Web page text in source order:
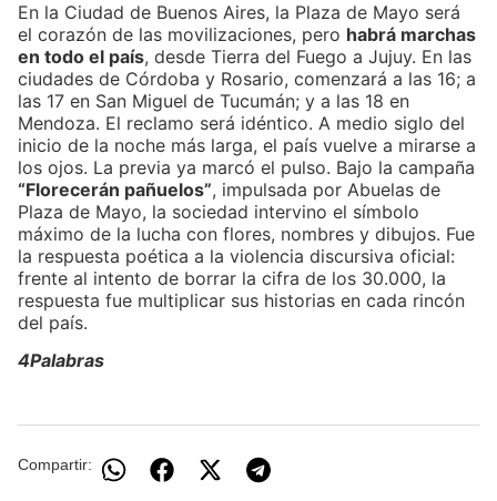
En la Ciudad de Buenos Aires, la Plaza de Mayo será
el corazón de las movilizaciones, pero habrá marchas
en todo el país, desde Tierra del Fuego a Jujuy. En las
ciudades de Córdoba y Rosario, comenzará a las 16; a
las 17 en San Miguel de Tucumán; y a las 18 en
Mendoza. El reclamo será idéntico. A medio siglo del
inicio de la noche más larga, el país vuelve a mirarse a
los ojos. La previa ya marcó el pulso. Bajo la campaña
“Florecerán pañuelos”, impulsada por Abuelas de
Plaza de Mayo, la sociedad intervino el símbolo
máximo de la lucha con flores, nombres y dibujos. Fue
la respuesta poética a la violencia discursiva oficial:
frente al intento de borrar la cifra de los 30.000, la
respuesta fue multiplicar sus historias en cada rincón
del país.
4Palabras
Compartir: